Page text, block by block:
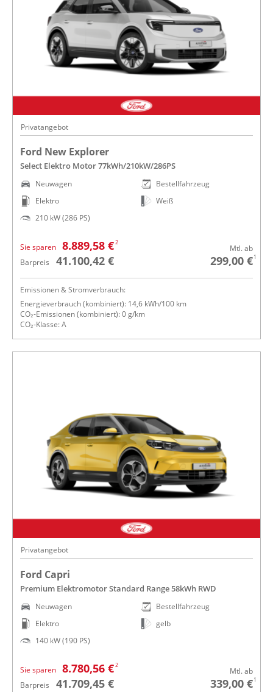
Privatangebot
Ford New Explorer
Select Elektro Motor 77kWh/210kW/286PS
Neuwagen
Elektro
210 kW (286 PS)
Bestellfahrzeug
Weiß
Sie sparen 8.889,58 €2
Barpreis 41.100,42 €
Mtl. ab
299,00 €1
Emissionen & Stromverbrauch:
Energieverbrauch (kombiniert): 14,6 kWh/100 km
CO₂-Emissionen (kombiniert): 0 g/km
CO₂-Klasse: A
Privatangebot
Ford Capri
Premium Elektromotor Standard Range 58kWh RWD
Neuwagen
Elektro
140 kW (190 PS)
Bestellfahrzeug
gelb
Sie sparen 8.780,56 €2
Barpreis 41.709,45 €
Mtl. ab
339,00 €1